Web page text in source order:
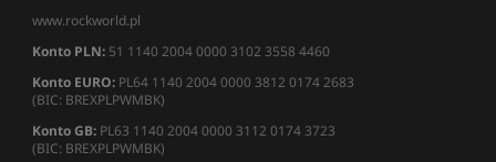
www.rockworld.pl
Konto PLN: 51 1140 2004 0000 3102 3558 4460
Konto EURO: PL64 1140 2004 0000 3812 0174 2683
(BIC: BREXPLPWMBK)
Konto GB: PL63 1140 2004 0000 3112 0174 3723
(BIC: BREXPLPWMBK)